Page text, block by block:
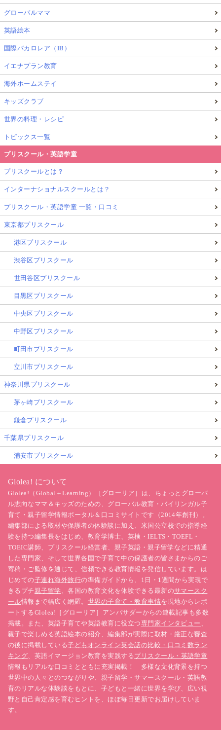
グローバルママ
英語絵本
国際バカロレア（IB）
イエナプラン教育
海外ホームステイ
キッズクラブ
世界の料理・レシピ
トピックス一覧
プリスクール・英語学童
プリスクールとは？
インターナショナルスクールとは？
プリスクール・英語学童 一覧・口コミ
東京都プリスクール
港区プリスクール
渋谷区プリスクール
世田谷区プリスクール
目黒区プリスクール
中央区プリスクール
中野区プリスクール
町田市プリスクール
立川市プリスクール
神奈川県プリスクール
茅ヶ崎プリスクール
鎌倉プリスクール
千葉県プリスクール
浦安市プリスクール
Glolea! について
Glolea!（Global＋Learning）［グローリア］は、ちょっとグローバ
ル志向なママ＆キッズのための、グローバル教育・バイリンガル子
育て・親子留学情報ポータル＆口コミサイトです（2014年創刊）。
編集部による取材や保護者の体験談に加え、米国公立校での指導経
験を持つ編集長をはじめ、教育学博士、英検・IELTS・TOEFL・
TOEIC講師、プリスクール経営者、親子英語・親子留学などに精通
した専門家、そして世界各国で子育て中の保護者の皆さまからのご
寄稿・ご監修を通じて、信頼できる教育情報を発信しています。は
じめての子連れ海外旅行の準備ガイドから、1日・1週間から実現で
きるプチ親子留学、各国の教育文化を体験できる最新のサマースク
ール情報まで幅広く網羅。 世界の子育て・教育事情を現地からレポ
ートするGlolea!［グローリア］アンバサダーからの連載記事も多数
掲載。また、英語子育てや英語教育に役立つ専門家インタビュー 、
親子で楽しめる英語絵本の紹介、編集部が実際に取材・厳正な審査
の後に掲載している子どもオンライン英会話の比較・口コミ数ラン
キング、英語イマージョン教育を実践するプリスクール・英語学童
情報もリアルな口コミとともに充実掲載！ 多様な文化背景を持つ
世界中の人々とのつながりや、親子留学・サマースクール・英語教
育のリアルな体験談をもとに、子どもと一緒に世界を学び、広い視
野と自己肯定感を育むヒントを、ほぼ毎日更新でお届けしていま
す。